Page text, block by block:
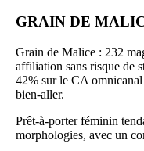
GRAIN DE
Grain de Malice : 232
affiliation sans risque de
42% sur le CA
bien-aller.
Prêt-à-porter féminin
morphologies, avec un